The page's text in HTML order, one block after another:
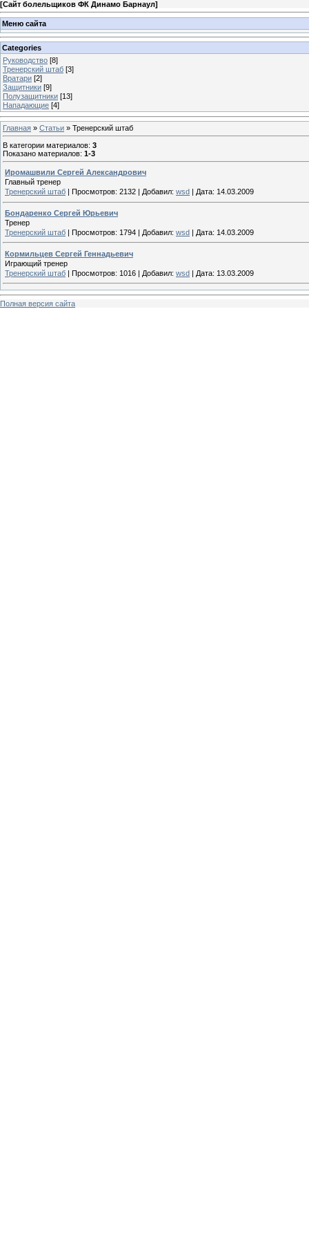
[Сайт болельщиков ФК Динамо Барнаул]
Меню сайта
Categories
Руководство [8]
Тренерский штаб [3]
Вратари [2]
Защитники [9]
Полузащитники [13]
Нападающие [4]
Главная » Статьи » Тренерский штаб
В категории материалов: 3
Показано материалов: 1-3
Иромашвили Сергей Александрович
Главный тренер
Тренерский штаб
Просмотров: 2132 Добавил: wsd Дата: 14.03.2009
Бондаренко Сергей Юрьевич
Тренер
Тренерский штаб | Просмотров: 1794 | Добавил: wsd | Дата: 14.03.2009
Кормильцев Сергей Геннадьевич
Играющий тренер
Тренерский штаб | Просмотров: 1016 | Добавил: wsd | Дата: 13.03.2009
Полная версия сайта